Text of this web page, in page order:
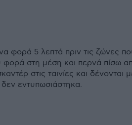
φορά 5 λεπτά πριν τις ζώνες
φορά στη μέση και περνά πίσω
στις ταινίες και δένονται
εντυπωσιάστηκα.